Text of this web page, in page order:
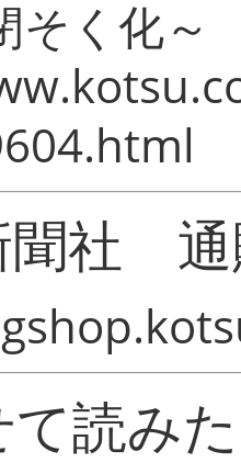
そく化～
聞社
読み